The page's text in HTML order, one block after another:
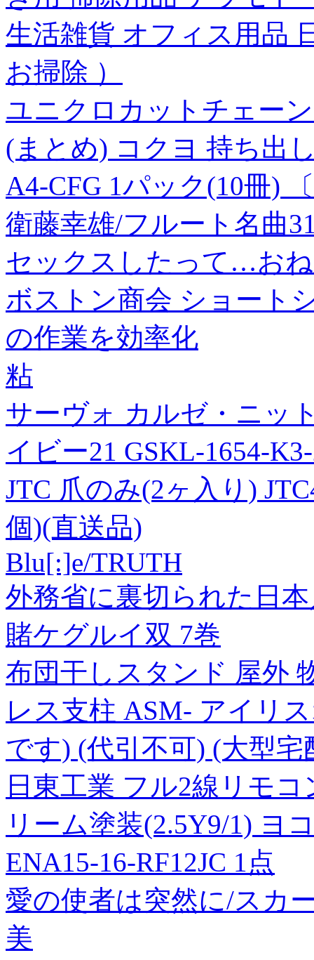
生活雑貨 オフィス用品
お掃除 ）
ユニクロカットチェー
(まとめ) コクヨ 持ち出
A4-CFG 1パック(10冊)
衛藤幸雄/フルート名曲
セックスしたって…お
ボストン商会 ショート
の作業を効率化
粘
サーヴォ カルゼ・ニッ
イビー21 GSKL-1654-
JTC 爪のみ(2ヶ入り)
個)(直送品)
Blu[:]e/TRUTH
外務省に裏切られた日
賭ケグルイ双 7巻
布団干しスタンド 屋外
レス支柱 ASM- アイリ
です) (代引不可) (大型
日東工業 フル2線リモ
リーム塗装(2.5Y9/1) ヨ
ENA15-16-RF12JC 1点
愛の使者は突然に/スカ
美